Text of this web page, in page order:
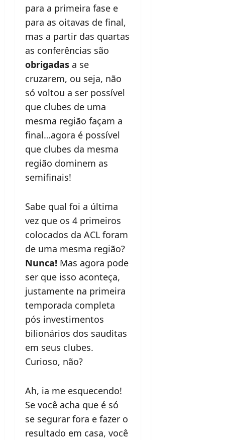
para a primeira fase e
para as oitavas de final,
mas a partir das quartas
as conferências são
obrigadas a se
cruzarem, ou seja, não
só voltou a ser possível
que clubes de uma
mesma região façam a
final…agora é possível
que clubes da mesma
região dominem as
semifinais!
Sabe qual foi a última
vez que os 4 primeiros
colocados da ACL foram
de uma mesma região?
Nunca! Mas agora pode
ser que isso aconteça,
justamente na primeira
temporada completa
pós investimentos
bilionários dos sauditas
em seus clubes.
Curioso, não?
Ah, ia me esquecendo!
Se você acha que é só
se segurar fora e fazer o
resultado em casa, você